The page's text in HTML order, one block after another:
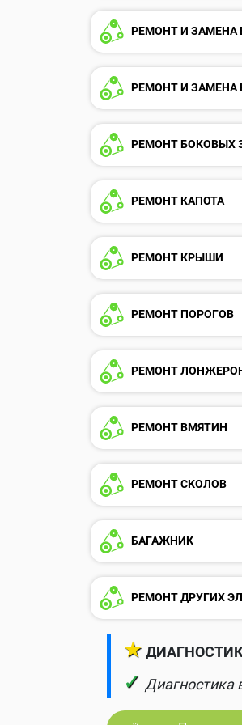
РЕМОНТ И ЗАМЕНА
РЕМОНТ И ЗАМЕНА
РЕМОНТ БОКОВЫХ
РЕМОНТ КАПОТА
РЕМОНТ КРЫШИ
РЕМОНТ ПОРОГОВ
РЕМОНТ
РЕМОНТ ВМЯТИН
РЕМОНТ СКОЛОВ
БАГАЖНИК
РЕМОНТ ДРУГИХ
★
✓ Диагностика